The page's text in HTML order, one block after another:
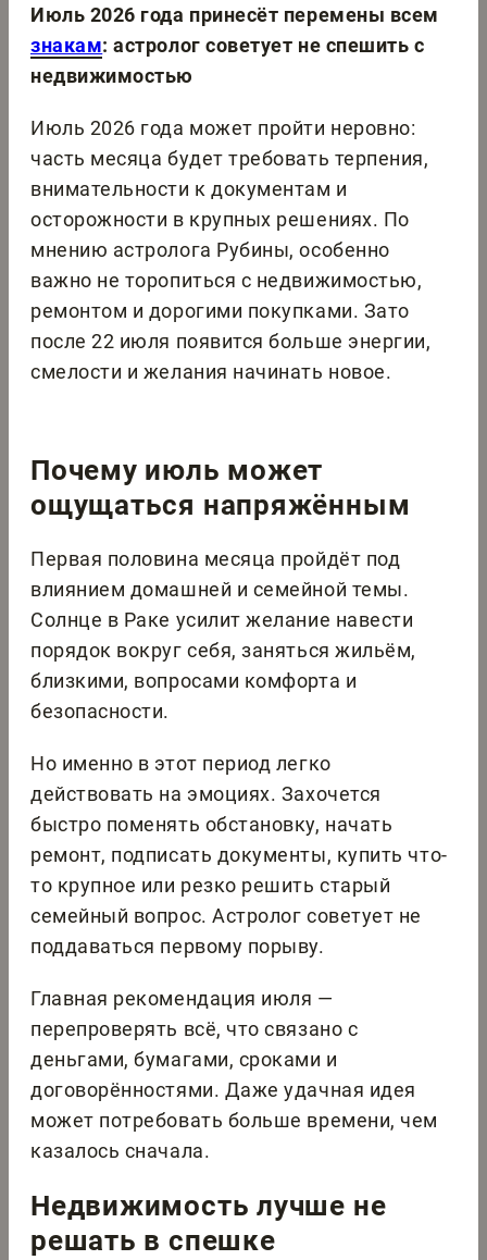
Июль 2026 года принесёт перемены всем
знакам: астролог советует не спешить с
недвижимостью
Июль 2026 года может пройти неровно:
часть месяца будет требовать терпения,
внимательности к документам и
осторожности в крупных решениях. По
мнению астролога Рубины, особенно
важно не торопиться с недвижимостью,
ремонтом и дорогими покупками. Зато
после 22 июля появится больше энергии,
смелости и желания начинать новое.
Почему июль может
ощущаться напряжённым
Первая половина месяца пройдёт под
влиянием домашней и семейной темы.
Солнце в Раке усилит желание навести
порядок вокруг себя, заняться жильём,
близкими, вопросами комфорта и
безопасности.
Но именно в этот период легко
действовать на эмоциях. Захочется
быстро поменять обстановку, начать
ремонт, подписать документы, купить что-
то крупное или резко решить старый
семейный вопрос. Астролог советует не
поддаваться первому порыву.
Главная рекомендация июля —
перепроверять всё, что связано с
деньгами, бумагами, сроками и
договорённостями. Даже удачная идея
может потребовать больше времени, чем
казалось сначала.
Недвижимость лучше не
решать в спешке